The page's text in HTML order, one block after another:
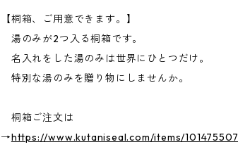
【桐箱、ご用意できます。】
湯のみが2つ入る桐箱です。
名入れをした湯のみは世界にひとつだけ。
特別な湯のみを贈り物にしませんか。
桐箱ご注文は
→https://www.kutaniseal.com/items/101475507